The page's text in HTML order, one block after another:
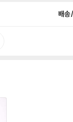
배